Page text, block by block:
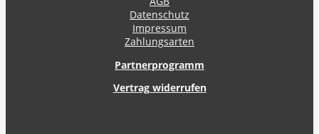
Datenschutz
Impressum
Zahlungsarten
Partnerprogramm
Vertrag widerrufen